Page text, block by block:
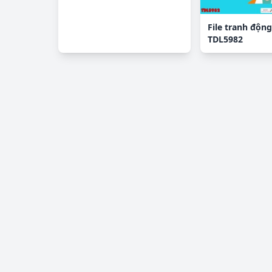
File tranh
TDL5982